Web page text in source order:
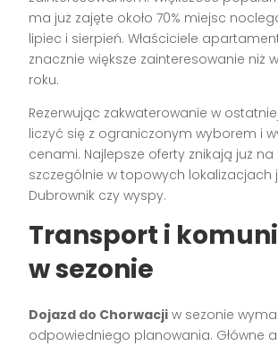
ma już zajęte około 70% miejsc
lipiec i sierpień. Właściciele
znacznie większe zainteresowanie niż
roku.
Rezerwując zakwaterowanie w
liczyć się z ograniczonym wyborem i
cenami. Najlepsze oferty znikają już
szczególnie w topowych lokalizacjach
Dubrownik czy wyspy.
Transport i
w sezonie
Dojazd do Chorwacji w sezonie
odpowiedniego planowania. Główne